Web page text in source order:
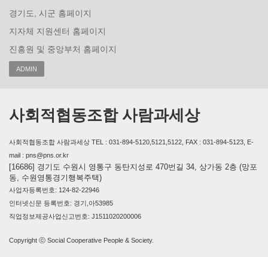
경기도, 시군 홈페이지
지자체 지원센터 홈페이지
진흥원 및 중앙부처 홈페이지
ADMIN
사회적협동조합 사람과세상
사회적협동조합 사람과세상 TEL : 031-894-5120,5121,5122, FAX : 031-894-5123, E-
mail : pns@pns.or.kr
[16686] 경기도 수원시 영통구 동탄지성로 470번길 34, 상가동 2층 (망포
동, 수원영통경기행복주택)
사업자등록번호: 124-82-22946
인터넷신문 등록번호: 경기,아53985
직업정보제공사업신고번호: J1511020200006
Copyright ⓒ Social Cooperative People & Society.